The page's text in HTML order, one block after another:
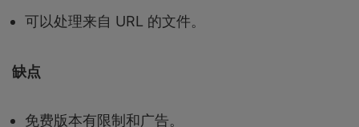
可以处理来自 URL 的文件。
缺点
免费版本有限制和广告。